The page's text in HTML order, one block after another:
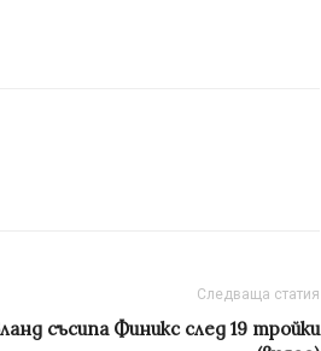
Следваща статия
съсипа Финикс след 19 тройки